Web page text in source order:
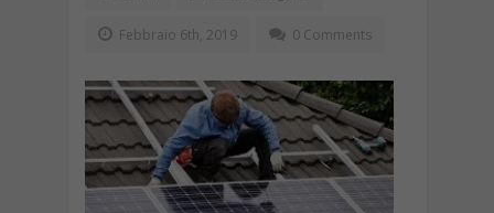
Febbraio 6th, 2019 0 Comments